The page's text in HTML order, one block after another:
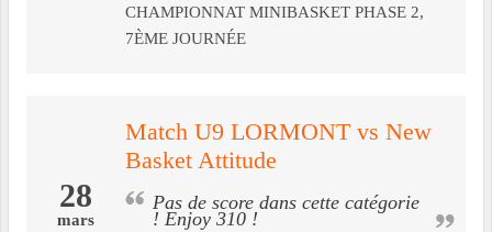
CHAMPIONNAT MINIBASKET PHASE 2,
7ÈME JOURNÉE
28
mars
Match U9 LORMONT vs New
Basket Attitude
Pas de score dans cette catégorie
! Enjoy 310 !